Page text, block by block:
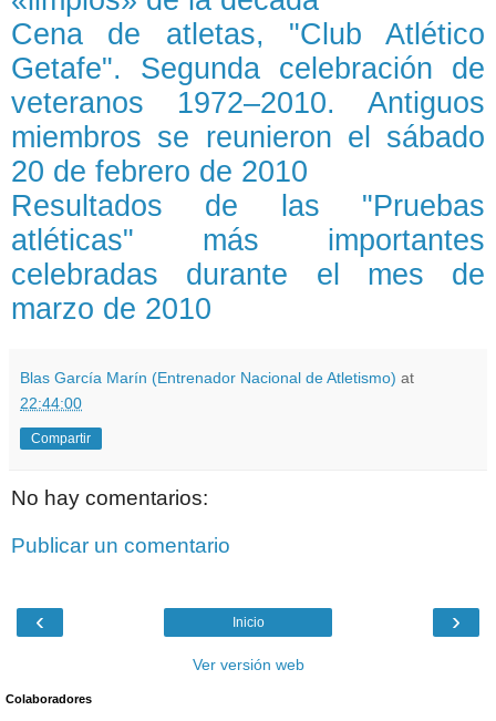
Cena de atletas, "Club Atlético
Getafe". Segunda celebración de
veteranos 1972–2010. Antiguos
miembros se reunieron el sábado
20 de febrero de 2010
Resultados de las "Pruebas
atléticas" más importantes
celebradas durante el mes de
marzo de 2010
Blas García Marín (Entrenador Nacional de Atletismo) at
22:44:00
Compartir
No hay comentarios:
Publicar un comentario
‹ ›
Inicio
Ver versión web
Colaboradores